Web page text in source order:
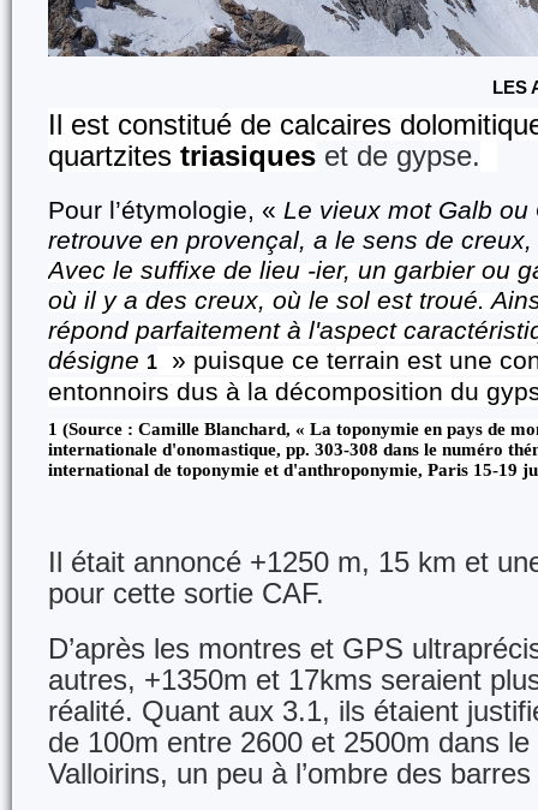
LES
Il est constitué de calcaires
quartzites triasiques et de gypse.
Pour l’étymologie, « Le vieux mot Galb ou
retrouve en provençal, a le sens de
Avec le suffixe de lieu -ier, un garbier ou
où il y a des creux, où le sol est troué.
répond parfaitement à l'aspect
désigne 1
» puisque ce terrain est une
entonnoirs dus à la décomposition du
1 (Source : Camille Blanchard, « La toponymie en pays de
internationale d'onomastique, pp. 303-308 dans le numéro
international de toponymie et d'anthroponymie, Paris 15-19
Il était annoncé +1250 m, 15 km et
pour cette sortie CAF.
D’après les montres et GPS
autres, +1350m et 17kms seraient
réalité. Quant aux 3.1, ils étaient
de 100m entre 2600 et 2500m dans
Valloirins, un peu à l’ombre des